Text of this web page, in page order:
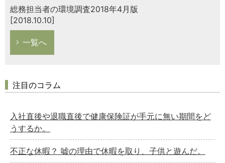
総務担当者の環境調査2018年4月版
[2018.10.10]
一覧へ
注目のコラム
入社直後や退職直後で健康保険証が手元に無い期間をど
うするか。
不正な休暇？ 嘘の理由で休暇を取り、子供と遊んだ。